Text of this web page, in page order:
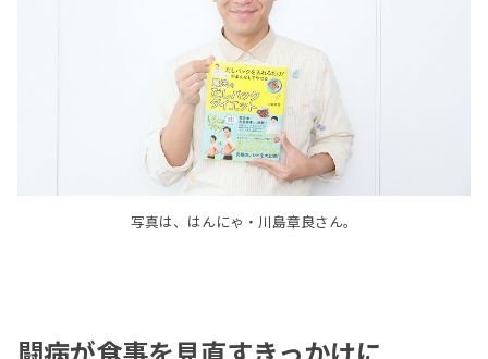
写真は、はんにゃ・川島章良さん。